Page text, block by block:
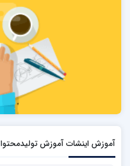
آموزش اینشات آموزش تولیدمحتوا